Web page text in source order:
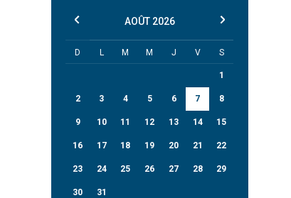
AOÛT 2026
D L M M J V S
1
2 3 4 5 6 7 8
9 10 11 12 13 14 15
16 17 18 19 20 21 22
23 24 25 26 27 28 29
30 31